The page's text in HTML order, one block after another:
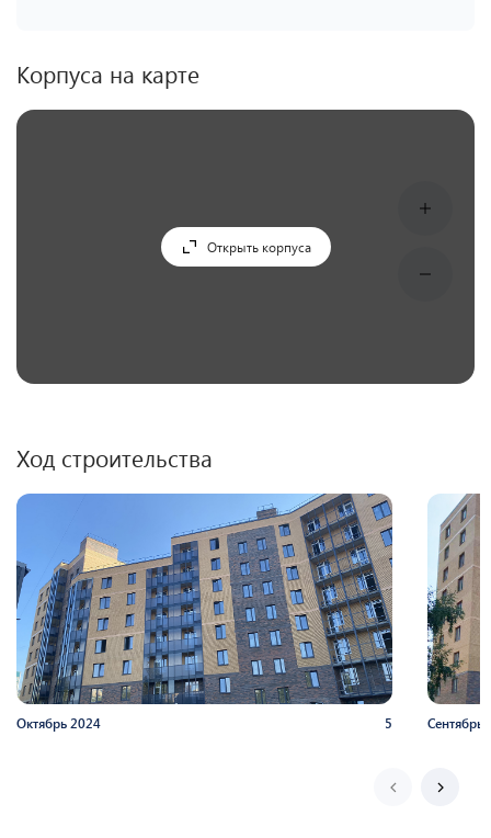
Корпуса на карте
Открыть корпуса
Ход строительства
Октябрь 2024 5 Сентябрь